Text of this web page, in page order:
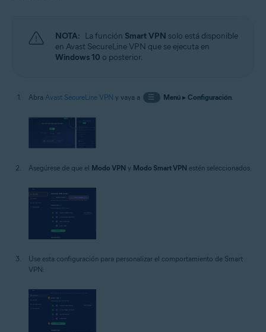
NOTA: La función Smart VPN solo está disponible
en Avast SecureLine VPN que se ejecuta en
Windows 10 o posterior.
Abra Avast SecureLine VPN y vaya a ☰ Menú▸ Configuración.
Asegúrese de que el Modo VPN y Modo Smart VPN estén seleccionados.
Use esta configuración para personalizar el comportamiento de Smart
VPN: